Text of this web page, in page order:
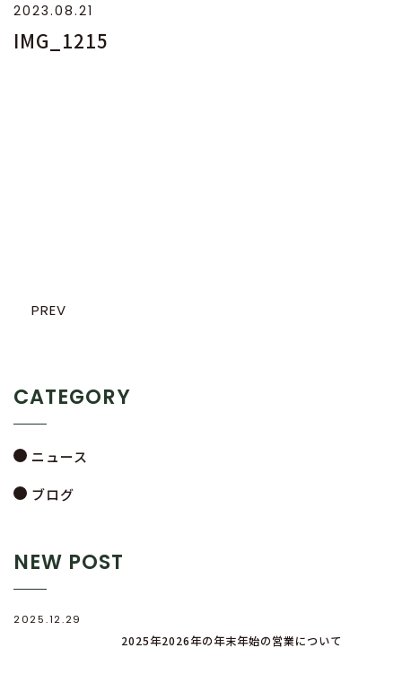
2023.08.21
IMG_1215
PREV
CATEGORY
ニュース
ブログ
NEW POST
2025.12.29
2025年2026年の年末年始の営業について